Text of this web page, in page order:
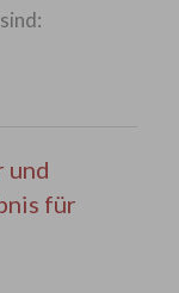
und
für